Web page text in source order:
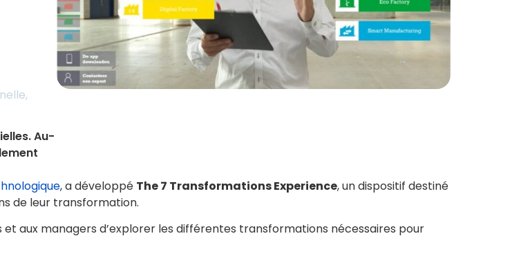
,
Au-
, a développé The 7 Transformations Experience, un dispositif destiné
de leur transformation.
aux managers d’explorer les différentes transformations nécessaires pour